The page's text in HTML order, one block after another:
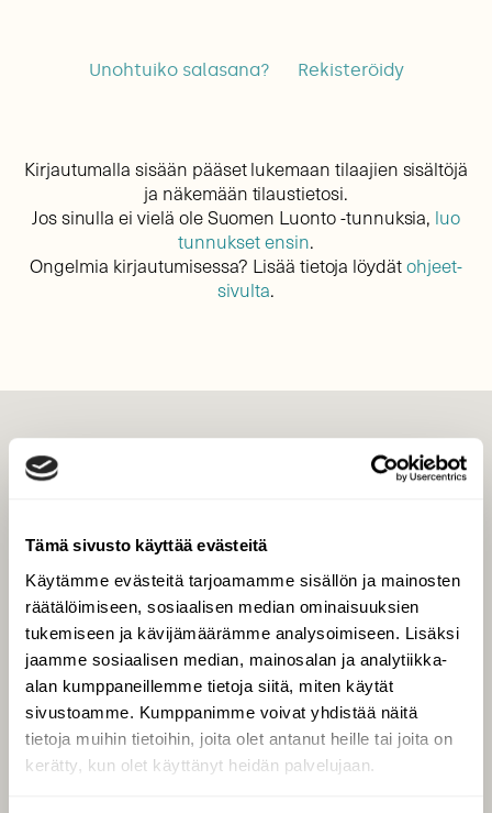
Tämä sivusto käyttää evästeitä
Käytämme evästeitä tarjoamamme sisällön ja mainosten
räätälöimiseen, sosiaalisen median ominaisuuksien
tukemiseen ja kävijämäärämme analysoimiseen. Lisäksi
jaamme sosiaalisen median, mainosalan ja analytiikka-
alan kumppaneillemme tietoja siitä, miten käytät
sivustoamme. Kumppanimme voivat yhdistää näitä
tietoja muihin tietoihin, joita olet antanut heille tai joita on
kerätty, kun olet käyttänyt heidän palvelujaan.
Unohtuiko salasana? Rekisteröidy
Kirjautumalla sisään pääset lukemaan tilaajien sisältöjä
ja näkemään tilaustietosi.
Jos sinulla ei vielä ole Suomen Luonto -tunnuksia, luo
tunnukset ensin.
Ongelmia kirjautumisessa? Lisää tietoja löydätohjeet-
sivulta.
Tilaa digilukuoikeus
Äänestä parasta juttua
Tilaa uutiskirje
SUOMEN LUONNON­
SUOJELU­LIITTO
Suomen Luonto -lehden